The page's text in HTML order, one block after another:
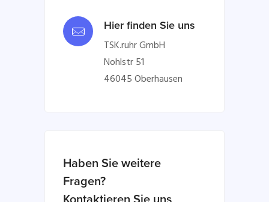
Hier finden Sie uns
TSK.ruhr GmbH
Nohlstr 51
46045 Oberhausen
Haben Sie weitere
Fragen?